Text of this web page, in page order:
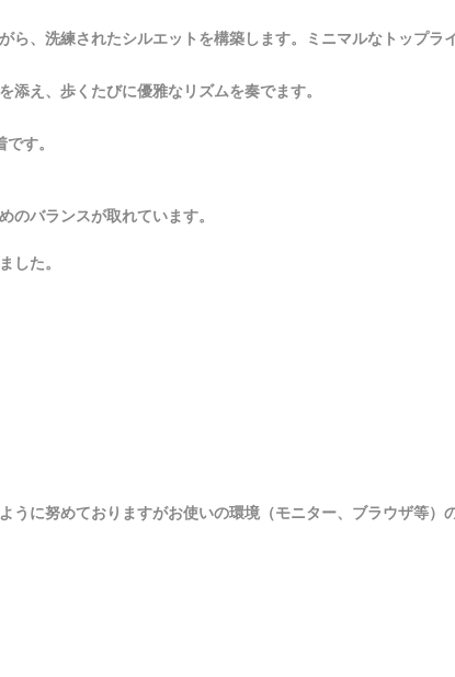
、洗練されたシルエットを構築します。ミニマルなトップラ
え、歩くたびに優雅なリズムを奏でます。
す。
のバランスが取れています。
した。
に努めておりますがお使いの環境（モニター、ブラウザ等）